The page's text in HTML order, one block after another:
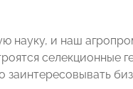
науку, и наш
селекционные